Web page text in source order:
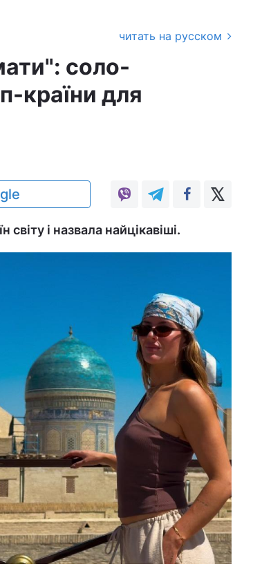
читать на русском
соло-
країни для
світу і назвала найцікавіші.